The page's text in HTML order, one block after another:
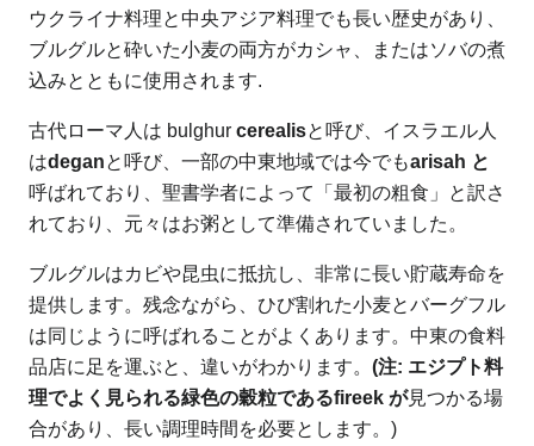
ウクライナ料理と中央アジア料理でも長い歴史があり、
ブルグルと砕いた小麦の両方がカシャ、またはソバの煮
込みとともに使用されます.
古代ローマ人は bulghur cerealisと呼び、イスラエル人
はdeganと呼び、一部の中東地域では今でもarisah と
呼ばれており、聖書学者によって「最初の粗食」と訳さ
れており、元々はお粥として準備されていました。
ブルグルはカビや昆虫に抵抗し、非常に長い貯蔵寿命を
提供します。残念ながら、ひび割れた小麦とバーグフル
は同じように呼ばれることがよくあります。中東の食料
品店に足を運ぶと、違いがわかります。 (注: エジプト料
理でよく見られる緑色の穀粒であるfireek が見つかる場
合があり、長い調理時間を必要とします。)